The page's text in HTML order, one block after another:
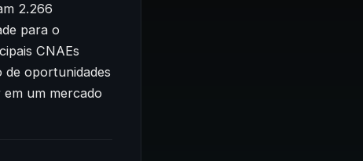
2.266
para o
CNAEs
de oportunidades
um mercado